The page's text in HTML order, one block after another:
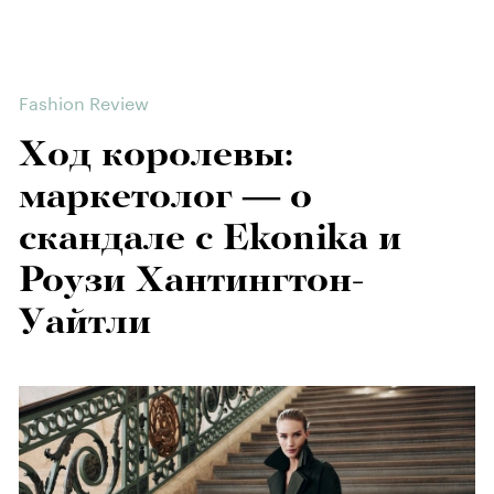
Fashion Review
Ход королевы:
маркетолог — о
скандале с Ekonika и
Роузи Хантингтон-
Уайтли